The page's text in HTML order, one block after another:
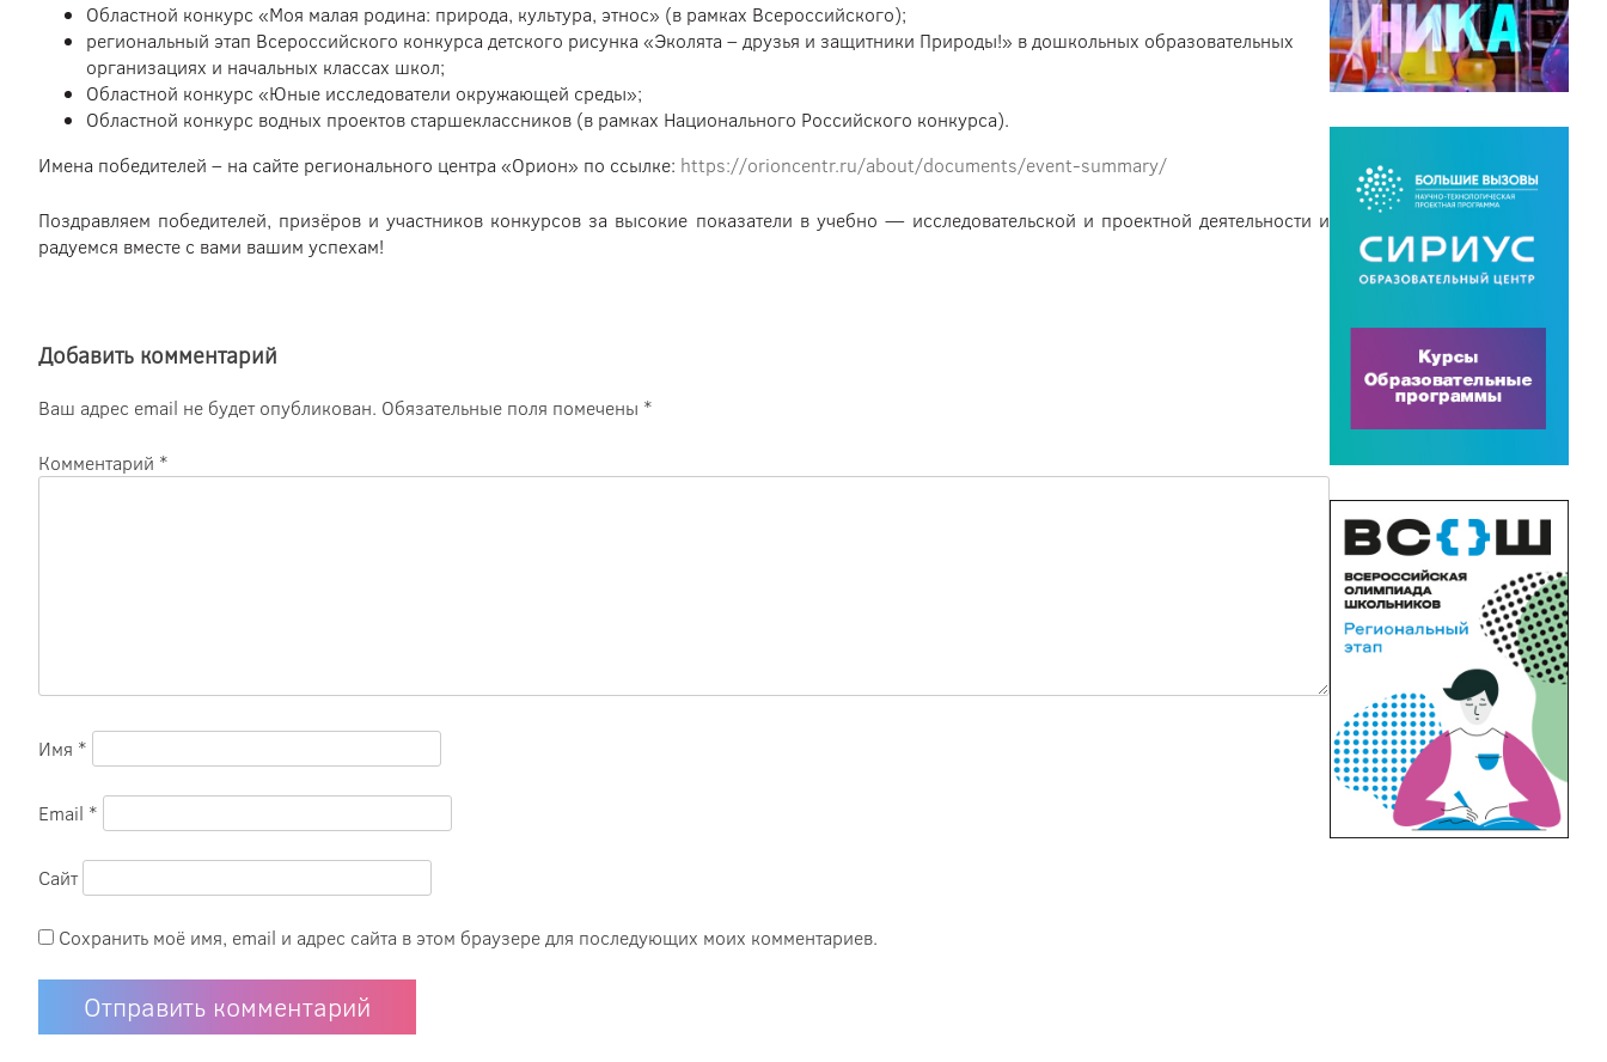
Областной конкурс «Моя малая родина: природа, культура, этнос» (в рамках Всероссийского);
региональный этап Всероссийского конкурса детского рисунка «Эколята – друзья и защитники Природы!» в дошкольных образовательных
организациях и начальных классах школ;
Областной конкурс «Юные исследователи окружающей среды»;
Областной конкурс водных проектов старшеклассников (в рамках Национального Российского конкурса).
Имена победителей – на сайте регионального центра «Орион» по ссылке: https://orioncentr.ru/about/documents/event-summary/
Поздравляем победителей, призёров и участников конкурсов за высокие показатели в учебно — исследовательской и проектной деятельности и
радуемся вместе с вами вашим успехам!
Добавить комментарий
Ваш адрес email не будет опубликован. Обязательные поля помечены *
Комментарий *
Имя *
Email *
Сайт
Сохранить моё имя, email и адрес сайта в этом браузере для последующих моих комментариев.